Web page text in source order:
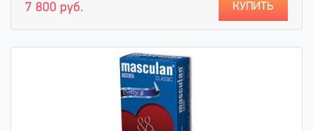
7 800 руб. КУПИТЬ